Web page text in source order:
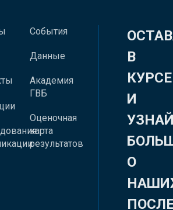
События
Данные
Академия
ГВБ
Оценочная
карта
результатов
В
КУРСЕ
И
О